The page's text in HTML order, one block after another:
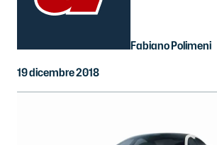
Fabiano Polimeni
19 dicembre 2018